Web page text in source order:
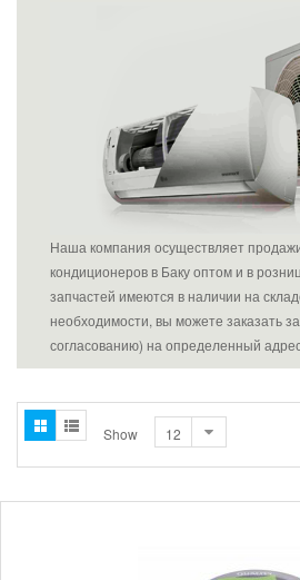
Наша компания осуществляет
кондиционеров в Баку оптом и в
запчастей имеются в наличии на
необходимости, вы можете заказать
согласованию) на определенный
Show